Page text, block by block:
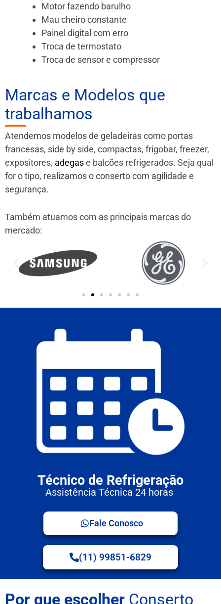
Motor fazendo barulho
Mau cheiro constante
Painel digital com erro
Troca de termostato
Troca de sensor e compressor
Marcas e Modelos que
trabalhamos
Atendemos modelos de geladeiras como portas
francesas, side by side, compactas, frigobar, freezer,
expositores, adegase balcões refrigerados. Seja qual
for o tipo, realizamos o conserto com agilidade e
segurança.
Também atuamos com as principais marcas do
mercado:
Técnico de Refrigeração
Assistência Técnica 24 horas
Fale Conosco
(11) 99851-6829
Por que escolher Conserto